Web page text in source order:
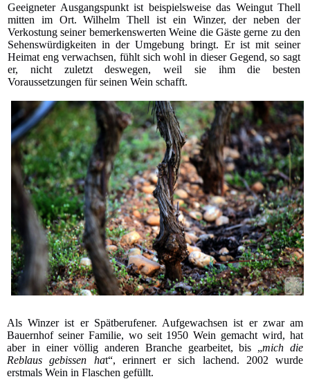
Geeigneter Ausgangspunkt ist beispielsweise das Weingut Thell
mitten im Ort. Wilhelm Thell ist ein Winzer, der neben der
Verkostung seiner bemerkenswerten Weine die Gäste gerne zu den
Sehenswürdigkeiten in der Umgebung bringt. Er ist mit seiner
Heimat eng verwachsen, fühlt sich wohl in dieser Gegend, so sagt
er, nicht zuletzt deswegen, weil sie ihm die besten
Voraussetzungen für seinen Wein schafft.
Als Winzer ist er Spätberufener. Aufgewachsen ist er zwar am
Bauernhof seiner Familie, wo seit 1950 Wein gemacht wird, hat
aber in einer völlig anderen Branche gearbeitet, bis „mich die
Reblaus gebissen hat“, erinnert er sich lachend. 2002 wurde
erstmals Wein in Flaschen gefüllt.